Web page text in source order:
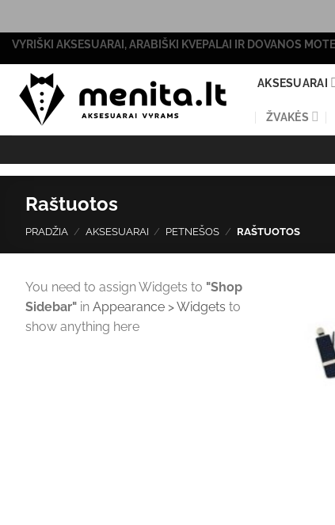
Skip
to
content
VYRIŠKI AKSESUARAI, ARABIŠKI KVEPALAI IR DOVANOS
AKSESUARAI
ŽVAKĖS
Raštuotos
PRADŽIA / AKSESUARAI / PETNEŠOS / RAŠTUOTOS
You need to assign Widgets to "Shop
Sidebar" in Appearance > Widgets to
show anything here